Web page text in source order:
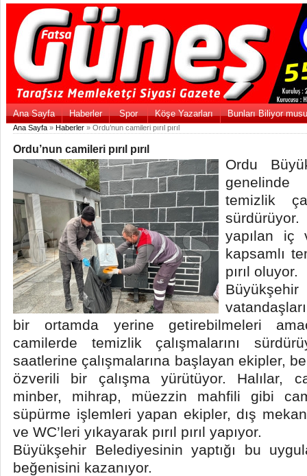
Ana Sayfa Haberler Spor Köşe Yazarları Bunları Biliyor
Ana Sayfa » Haberler » Ordu’nun camileri pırıl pırıl
Ordu’nun camileri pırıl pırıl
Ordu
genelinde
temizlik
yapılan iç
kapsamlı
pırıl oluyor.
bir ortamda yerine getirebilmeleri
camilerde temizlik çalışmalarını
saatlerine çalışmalarına başlayan ekipler,
özverili bir çalışma yürütüyor. Halılar,
minber, mihrap, müezzin mahfili gibi
süpürme işlemleri yapan ekipler, dış
ve WC’leri yıkayarak pırıl pırıl yapıyor.
Büyükşehir Belediyesinin yaptığı bu
beğenisini kazanıyor.